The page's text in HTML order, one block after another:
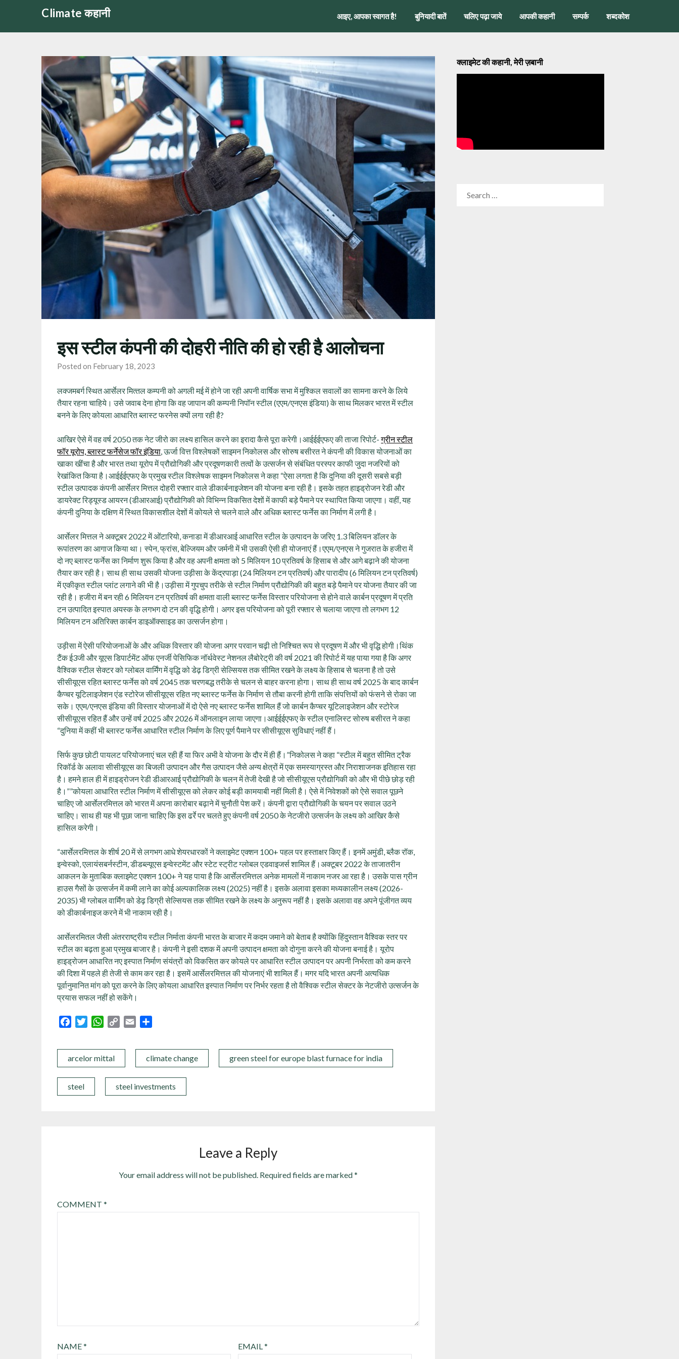
content
Climate कहानी आइए, आपका स्वागत है! बुनियादी बातें चलिए पढ़ा जाये आपकी कहानी सम्पर्क शब्दकोश
इस स्टील कंपनी की दोहरी नीति की हो रही है आलोचना
Posted on February 18, 2023
लक्‍जमबर्ग स्थित आर्सेलर मित्‍तल कम्‍पनी को अगली मई में होने जा रही अपनी वार्षिक सभा में मुश्किल सवालों का सामना करने के लिये
तैयार रहना चाहिये। उसे जवाब देना होगा कि वह जापान की कम्‍पनी निपॉन स्‍टील (एएम/एनएस इंडिया) के साथ मिलकर भारत में स्टील
बनने के लिए कोयला आधारित ब्लास्ट फरनेस क्यों लगा रही है?
आखिर ऐसे में वह वर्ष 2050 तक नेट जीरो का लक्ष्‍य हासिल करने का इरादा कैसे पूरा करेगी।आईईईएफए की ताजा रिपोर्ट-ग्रीन स्टील
फॉर यूरोप, ब्लास्ट फर्नेसेज फॉर इंडिया , ऊर्जा वित्त विश्लेषकों साइमन निकोलस और सोरुष बसीरत ने कंपनी की विकास योजनाओं का
खाका खींचा है और भारत तथा यूरोप में प्रौद्योगिकी और प्रदूषणकारी तत्वों के उत्सर्जन से संबंधित परस्पर काफी जुदा नजरियों को
रेखांकित किया है।आईईईएफए के प्रमुख स्टील विश्लेषक साइमन निकोलस ने कहा “ऐसा लगता है कि दुनिया की दूसरी सबसे बड़ी
स्टील उत्पादक कंपनी आर्सेलर मित्तल दोहरी रफ्तार वाले डीकार्बनाइजेशन की योजना बना रही है। इसके तहत हाइड्रोजन रेडी और
डायरेक्ट रिड्यूस्ड आयरन (डीआरआई) प्रौद्योगिकी को विभिन्न विकसित देशों में काफी बड़े पैमाने पर स्थापित किया जाएगा। वहीं, यह
कंपनी दुनिया के दक्षिण में स्थित विकासशील देशों में कोयले से चलने वाले और अधिक ब्लास्ट फर्नेस का निर्माण में लगी है।
आर्सेलर मित्तल ने अक्टूबर 2022 में ओंटारियो, कनाडा में डीआरआई आधारित स्टील के उत्पादन के जरिए 1.3 बिलियन डॉलर के
रूपांतरण का आगाज किया था। स्पेन, फ्रांस, बेल्जियम और जर्मनी में भी उसकी ऐसी ही योजनाएं हैं।एएम/एनएस ने गुजरात के हजीरा में
दो नए ब्लास्ट फर्नेस का निर्माण शुरू किया है और वह अपनी क्षमता को 5 मिलियन 10 प्रतिवर्ष के हिसाब से और आगे बढ़ाने की योजना
तैयार कर रही है। साथ ही साथ उसकी योजना उड़ीसा के केंद्रपाड़ा (24 मिलियन टन प्रतिवर्ष) और पारादीप (6 मिलियन टन प्रतिवर्ष)
में एकीकृत स्टील प्लांट लगाने की भी है।उड़ीसा में गुपचुप तरीके से स्टील निर्माण प्रौद्योगिकी की बहुत बड़े पैमाने पर योजना तैयार की जा
रही है। हजीरा में बन रही 6 मिलियन टन प्रतिवर्ष की क्षमता वाली ब्लास्ट फर्नेस विस्तार परियोजना से होने वाले कार्बन प्रदूषण में प्रति
टन उत्पादित इस्पात अयस्क के लगभग दो टन की वृद्धि होगी। अगर इस परियोजना को पूरी रफ्तार से चलाया जाएगा तो लगभग 12
मिलियन टन अतिरिक्त कार्बन डाइऑक्साइड का उत्सर्जन होगा।
उड़ीसा में ऐसी परियोजनाओं के और अधिक विस्तार की योजना अगर परवान चढ़ी तो निश्चित रूप से प्रदूषण में और भी वृद्धि होगी।थिंक
टैंक ई3जी और यूएस डिपार्टमेंट ऑफ एनर्जी पेसिफिक नॉर्थवेस्ट नेशनल लैबोरेट्री की वर्ष 2021 की रिपोर्ट में यह पाया गया है कि अगर
वैश्विक स्टील सेक्टर को ग्लोबल वार्मिंग में वृद्धि को डेढ़ डिग्री सेल्सियस तक सीमित रखने के लक्ष्य के हिसाब से चलना है तो उसे
सीसीयूएस रहित ब्लास्ट फर्नेस को वर्ष 2045 तक चरणबद्ध तरीके से चलन से बाहर करना होगा। साथ ही साथ वर्ष 2025 के बाद कार्बन
कैप्चर यूटिलाइजेशन एंड स्टोरेज सीसीयूएस रहित नए ब्लास्ट फर्नेस के निर्माण से तौबा करनी होगी ताकि संपत्तियों को फंसने से रोका जा
सके। एएम/एनएस इंडिया की विस्तार योजनाओं में दो ऐसे नए ब्लास्ट फर्नेस शामिल हैं जो कार्बन कैप्चर यूटिलाइजेशन और स्टोरेज
सीसीयूएस रहित हैं और उन्हें वर्ष 2025 और 2026 में ऑनलाइन लाया जाएगा।आईईईएफए के स्टील एनालिस्ट सोरुष बसीरत ने कहा
“दुनिया में कहीं भी ब्लास्ट फर्नेस आधारित स्टील निर्माण के लिए पूर्ण पैमाने पर सीसीयूएस सुविधाएं नहीं हैं।
सिर्फ कुछ छोटी पायलट परियोजनाएं चल रही हैं या फिर अभी वे योजना के दौर में ही हैं।”निकोलस ने कहा “स्टील में बहुत सीमित ट्रैक
रिकॉर्ड के अलावा सीसीयूएस का बिजली उत्पादन और गैस उत्पादन जैसे अन्य क्षेत्रों में एक समस्याग्रस्त और निराशाजनक इतिहास रहा
है। हमने हाल ही में हाइड्रोजन रेडी डीआरआई प्रौद्योगिकी के चलन में तेजी देखी है जो सीसीयूएस प्रौद्योगिकी को और भी पीछे छोड़ रही
है।””कोयला आधारित स्टील निर्माण में सीसीयूएस को लेकर कोई बड़ी कामयाबी नहीं मिली है। ऐसे में निवेशकों को ऐसे सवाल पूछने
चाहिए जो आर्सेलरमित्तल को भारत में अपना कारोबार बढ़ाने में चुनौती पेश करें। कंपनी द्वारा प्रौद्योगिकी के चयन पर सवाल उठने
चाहिए। साथ ही यह भी पूछा जाना चाहिए कि इस ढर्रे पर चलते हुए कंपनी वर्ष 2050 के नेटजीरो उत्सर्जन के लक्ष्य को आखिर कैसे
हासिल करेगी।
“आर्सेलरमित्तल के शीर्ष 20 में से लगभग आधे शेयरधारकों ने क्लाइमेट एक्शन 100+ पहल पर हस्ताक्षर किए हैं। इनमें अमुंडी, ब्लैक रॉक,
इन्वेस्को, एलायंसबर्नस्टीन, डीडब्ल्यूएस इन्वेस्टमेंट और स्टेट स्ट्रीट ग्लोबल एडवाइजर्स शामिल हैं।अक्टूबर 2022 के ताजातरीन
आकलन के मुताबिक क्लाइमेट एक्शन 100+ ने यह पाया है कि आर्सेलरमित्तल अनेक मामलों में नाकाम नजर आ रहा है। उसके पास ग्रीन
हाउस गैसों के उत्सर्जन में कमी लाने का कोई अल्पकालिक लक्ष्य (2025) नहीं है। इसके अलावा इसका मध्यकालीन लक्ष्य (2026-
2035) भी ग्लोबल वार्मिंग को डेढ़ डिग्री सेल्सियस तक सीमित रखने के लक्ष्य के अनुरूप नहीं है। इसके अलावा वह अपने पूंजीगत व्यय
को डीकार्बनाइज करने में भी नाकाम रही है।
आर्सेलरमितल जैसी अंतरराष्ट्रीय स्टील निर्माता कंपनी भारत के बाजार में कदम जमाने को बेताब है क्योंकि हिंदुस्तान वैश्विक स्तर पर
स्टील का बढ़ता हुआ प्रमुख बाजार है। कंपनी ने इसी दशक में अपनी उत्पादन क्षमता को दोगुना करने की योजना बनाई है। यूरोप
हाइड्रोजन आधारित नए इस्पात निर्माण संयंत्रों को विकसित कर कोयले पर आधारित स्टील उत्पादन पर अपनी निर्भरता को कम करने
की दिशा में पहले ही तेजी से काम कर रहा है। इसमें आर्सेलरमित्तल की योजनाएं भी शामिल हैं। मगर यदि भारत अपनी अत्यधिक
पूर्वानुमानित मांग को पूरा करने के लिए कोयला आधारित इस्पात निर्माण पर निर्भर रहता है तो वैश्विक स्टील सेक्टर के नेटजीरो उत्सर्जन के
प्रयास सफल नहीं हो सकेंगे।
FacebookTwitterWhatsApp
Copy
Email
arcelor mittal climate change green steel for europe blast furnace for india
steel steel investments
Leave a Reply
Your email address will not be published. Required fields are marked*
COMMENT*
NAME* EMAIL*
क्लाइमेट की कहानी, मेरी ज़बानी